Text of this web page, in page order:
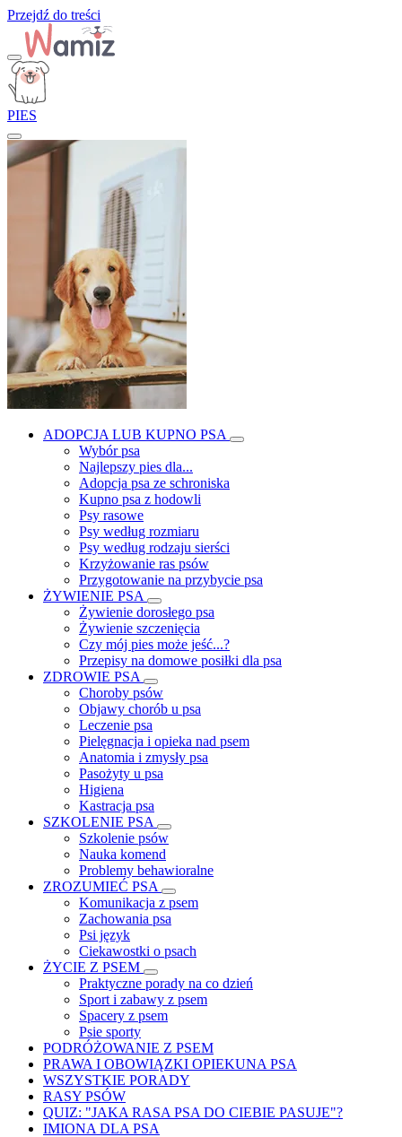
Przejdź do treści
PIES
ADOPCJA LUB KUPNO PSA
Wybór psa
Najlepszy pies dla...
Adopcja psa ze schroniska
Kupno psa z hodowli
Psy rasowe
Psy według rozmiaru
Psy według rodzaju sierści
Krzyżowanie ras psów
Przygotowanie na przybycie psa
ŻYWIENIE PSA
Żywienie dorosłego psa
Żywienie szczenięcia
Czy mój pies może jeść...?
Przepisy na domowe posiłki dla psa
ZDROWIE PSA
Choroby psów
Objawy chorób u psa
Leczenie psa
Pielęgnacja i opieka nad psem
Anatomia i zmysły psa
Pasożyty u psa
Higiena
Kastracja psa
SZKOLENIE PSA
Szkolenie psów
Nauka komend
Problemy behawioralne
ZROZUMIEĆ PSA
Komunikacja z psem
Zachowania psa
Psi język
Ciekawostki o psach
ŻYCIE Z PSEM
Praktyczne porady na co dzień
Sport i zabawy z psem
Spacery z psem
Psie sporty
PODRÓŻOWANIE Z PSEM
PRAWA I OBOWIĄZKI OPIEKUNA PSA
WSZYSTKIE PORADY
RASY PSÓW
QUIZ: "JAKA RASA PSA DO CIEBIE PASUJE"?
IMIONA DLA PSA